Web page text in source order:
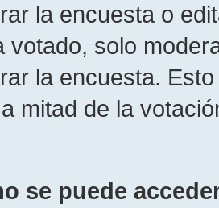
la encuesta o
votado, solo
la encuesta.
mitad de la
se puede